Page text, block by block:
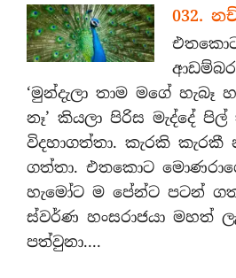
032.
‘මුන්දැලා තාම මගේ හැබෑ
නෑ’ කියලා පිරිස මැද්දේ
විදහාගත්තා. කැරකි
ගත්තා. එතකොට
හැමෝට ම පේන්ට පටන්
ස්වර්ණ හංසරාජයා මහත්
පත්වුනා....